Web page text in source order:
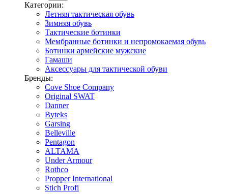
Категории:
Летняя тактическая обувь
Зимняя обувь
Тактические ботинки
Мембранные ботинки и непромокаемая обувь
Ботинки армейские мужские
Гамаши
Аксессуары для тактической обуви
Бренды:
Cove Shoe Company
Original SWAT
Danner
Byteks
Garsing
Belleville
Pentagon
ALTAMA
Under Armour
Rothco
Propper International
Stich Profi